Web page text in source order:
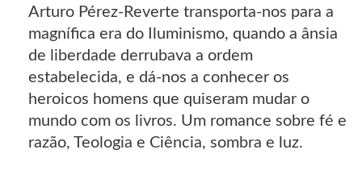
Arturo Pérez-Reverte transporta-nos para a
magnífica era do Iluminismo, quando a ânsia
de liberdade derrubava a ordem
estabelecida, e dá-nos a conhecer os
heroicos homens que quiseram mudar o
mundo com os livros. Um romance sobre fé e
razão, Teologia e Ciência, sombra e luz.